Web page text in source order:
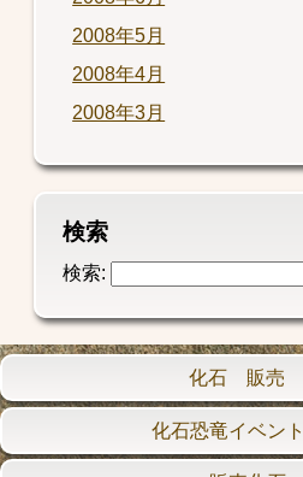
2008年5月
2008年4月
2008年3月
検索
検索:
化石 販売
化石恐竜イベン